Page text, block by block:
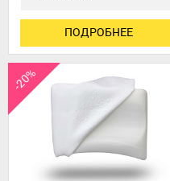
ПОДРОБНЕЕ
-20%